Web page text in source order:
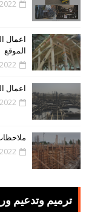
اعمال
الموقع
اعمال
ترميم وتدعيم